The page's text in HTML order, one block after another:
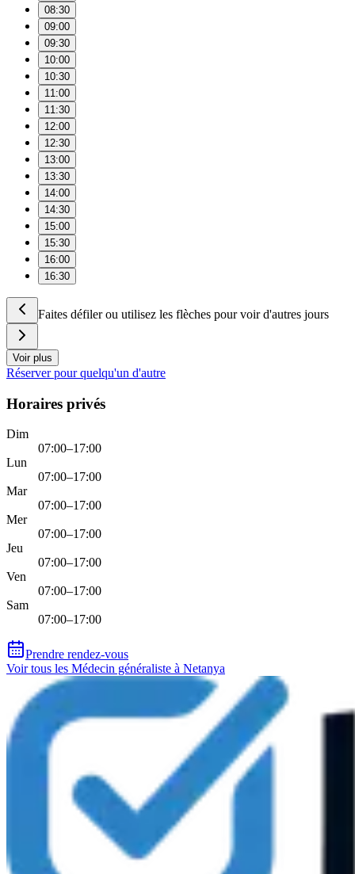
08:30
09:00
09:30
10:00
10:30
11:00
11:30
12:00
12:30
13:00
13:30
14:00
14:30
15:00
15:30
16:00
16:30
Faites défiler ou utilisez les flèches pour voir d'autres jours
Voir plus
Réserver pour quelqu'un d'autre
Horaires privés
Dim
07:00–17:00
Lun
07:00–17:00
Mar
07:00–17:00
Mer
07:00–17:00
Jeu
07:00–17:00
Ven
07:00–17:00
Sam
07:00–17:00
Prendre rendez-vous
Voir tous les Médecin généraliste à Netanya